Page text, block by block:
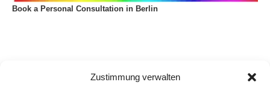
Zustimmung verwalten
Book a Personal Consultation in Berlin